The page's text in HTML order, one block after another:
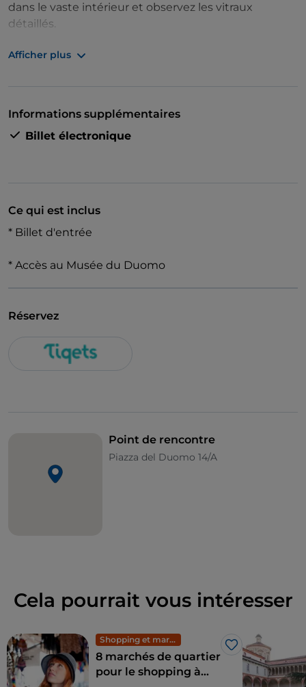
dans le vaste intérieur et observez les vitraux
détaillés.
Montez sur le toit pour admirer la ville et les statues
Afficher plus
Informations supplémentaires
Billet électronique
Ce qui est inclus
* Billet d'entrée
* Accès au Musée du Duomo
Réservez
Point de rencontre
Piazza del Duomo 14/A
Cela pourrait vous intéresser
Shopping et marchés
J’aime
8 marchés de quartier
pour le shopping à